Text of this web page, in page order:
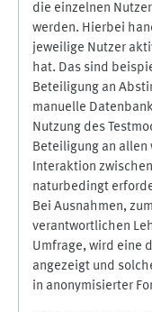
die einzelnen
werden. Hierbei
jeweilige Nutzer
hat. Das sind
Beteiligung an
manuelle
Nutzung des
Beteiligung an
Interaktion
naturbedingt
Bei Ausnahmen,
verantwortlichen
Umfrage, wird eine
angezeigt und
in anonymisierter